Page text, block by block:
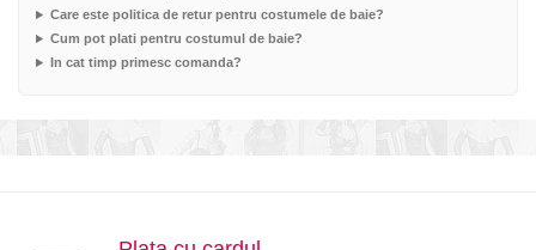
Care este politica de retur pentru costumele de baie?
Cum pot plati pentru costumul de baie?
In cat timp primesc comanda?